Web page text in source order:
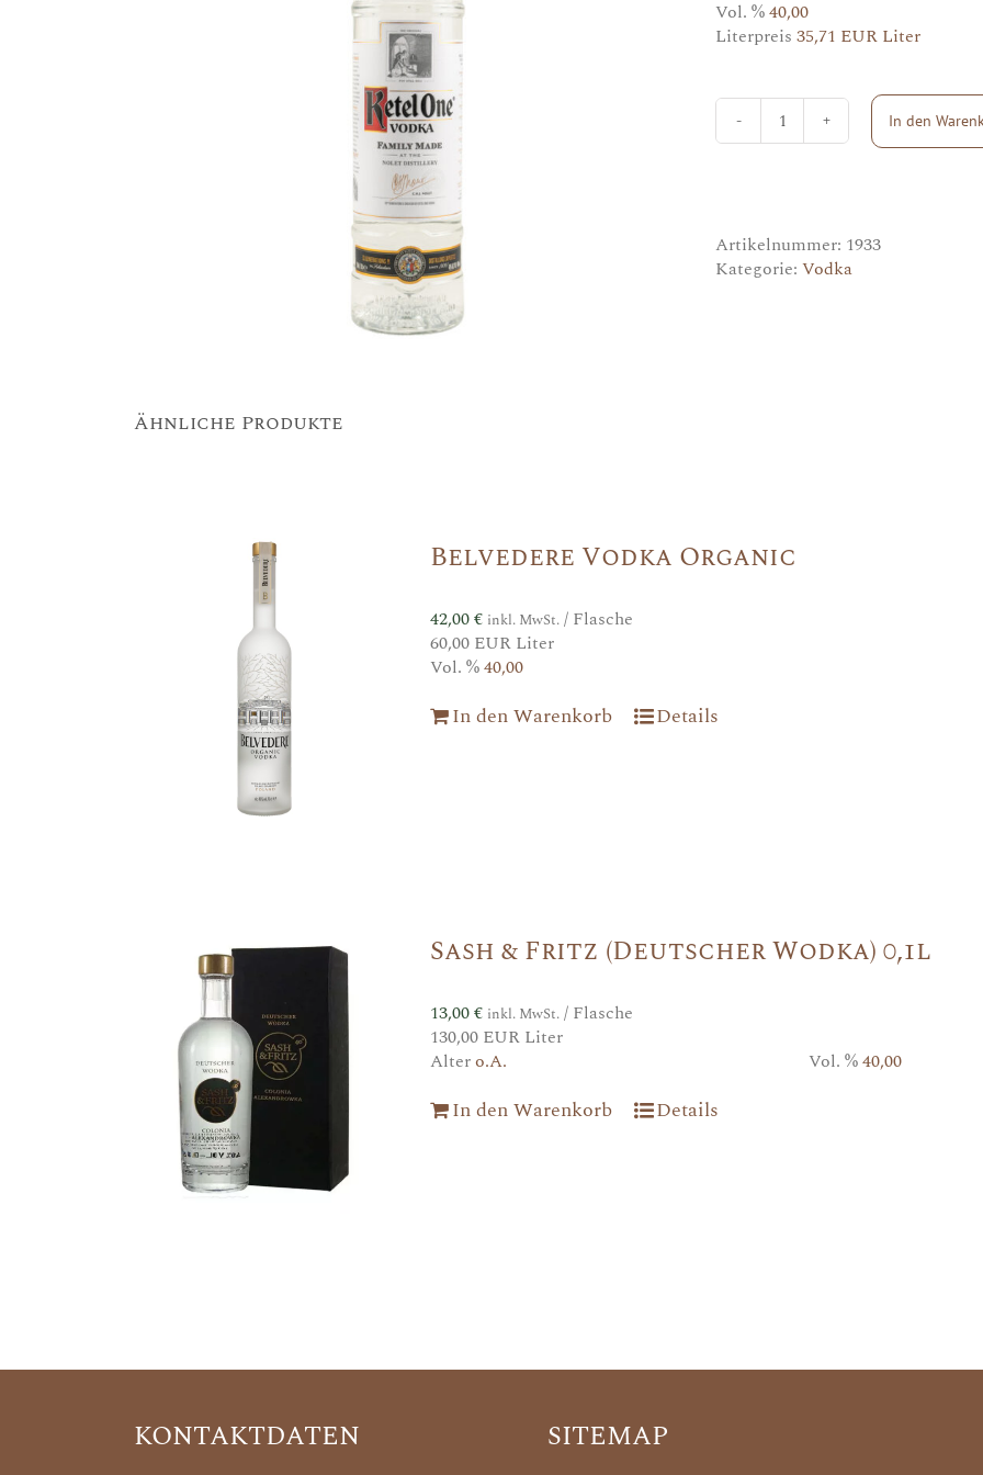
Vol. %40,00
Literpreis 35,71 EUR Liter
Ketel
One
In den
Artikelnummer: 1933
Kategorie: Vodka
Ähnliche Produkte
Belvedere Vodka Organic
42,00€ inkl. MwSt./ Flasche
60,00 EUR Liter
Vol. %40,00
In den Warenkorb Details
Sash & Fritz (Deutscher Wodka) 0,1l
13,00€ inkl. MwSt./ Flasche
130,00 EUR Liter
Altero.A. Vol. %40,00
In den Warenkorb Details
KONTAKTDATEN SITEMAP